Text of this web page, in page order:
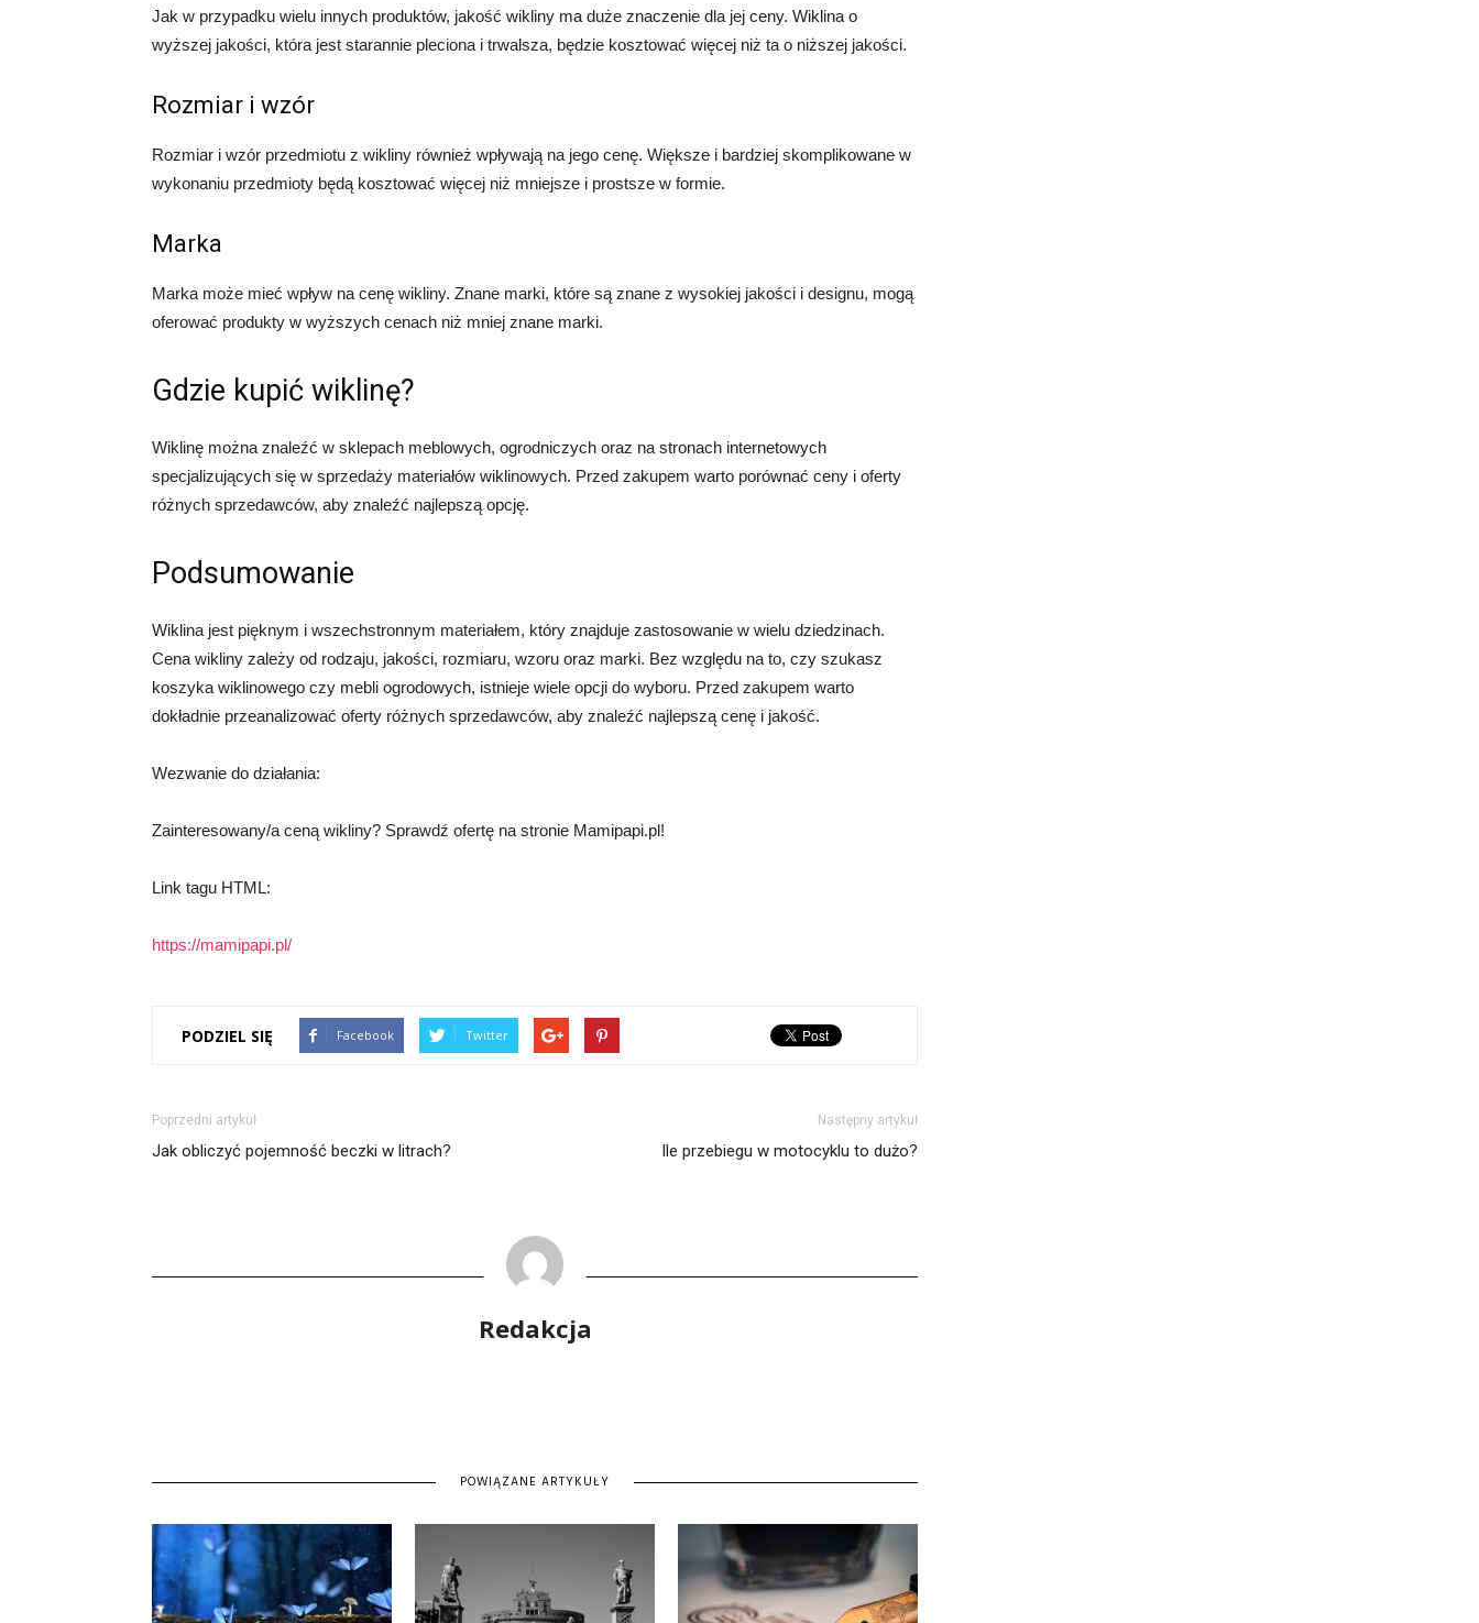
Jak w przypadku wielu innych produktów, jakość wikliny ma duże znaczenie dla jej ceny. Wiklina o
wyższej jakości, która jest starannie pleciona i trwalsza, będzie kosztować więcej niż ta o niższej jakości.
Rozmiar i wzór
Rozmiar i wzór przedmiotu z wikliny również wpływają na jego cenę. Większe i bardziej skomplikowane w
wykonaniu przedmioty będą kosztować więcej niż mniejsze i prostsze w formie.
Marka
Marka może mieć wpływ na cenę wikliny. Znane marki, które są znane z wysokiej jakości i designu, mogą
oferować produkty w wyższych cenach niż mniej znane marki.
Gdzie kupić wiklinę?
Wiklinę można znaleźć w sklepach meblowych, ogrodniczych oraz na stronach internetowych
specjalizujących się w sprzedaży materiałów wiklinowych. Przed zakupem warto porównać ceny i oferty
różnych sprzedawców, aby znaleźć najlepszą opcję.
Podsumowanie
Wiklina jest pięknym i wszechstronnym materiałem, który znajduje zastosowanie w wielu dziedzinach.
Cena wikliny zależy od rodzaju, jakości, rozmiaru, wzoru oraz marki. Bez względu na to, czy szukasz
koszyka wiklinowego czy mebli ogrodowych, istnieje wiele opcji do wyboru. Przed zakupem warto
dokładnie przeanalizować oferty różnych sprzedawców, aby znaleźć najlepszą cenę i jakość.
Wezwanie do działania:
Zainteresowany/a ceną wikliny? Sprawdź ofertę na stronie Mamipapi.pl!
Link tagu HTML:
https://mamipapi.pl/
PODZIEL SIĘ Facebook Twitter
Poprzedni artykuł
Jak obliczyć pojemność beczki w litrach?
Następny artykuł
Ile przebiegu w motocyklu to dużo?
Redakcja
POWIĄZANE ARTYKUŁY